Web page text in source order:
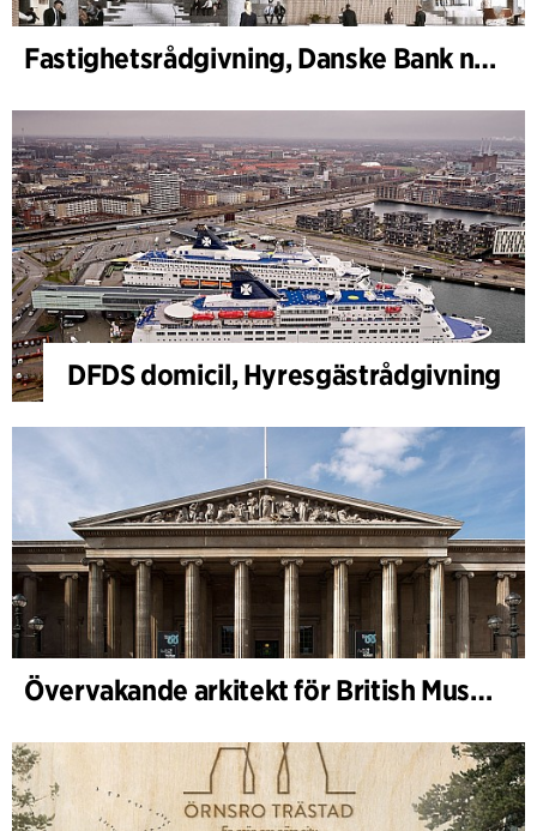
Fastighetsrådgivning, Danske Bank nyt huvudkontor
DFDS domicil, Hyresgästrådgivning
Övervakande arkitekt för British Museums arkeologiska forskningssamling